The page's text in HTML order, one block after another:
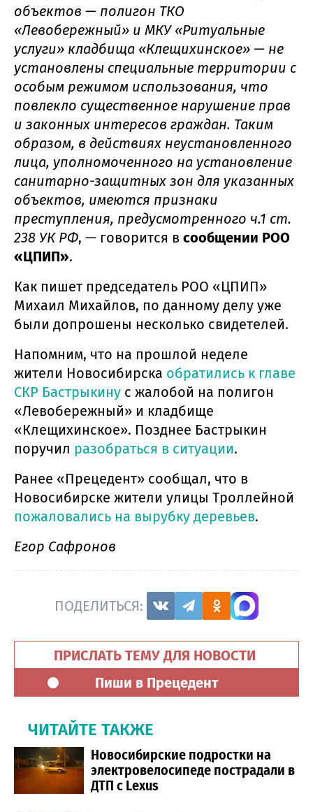
объектов — полигон ТКО
«Левобережный» и МКУ «Ритуальные
услуги» кладбища «Клещихинское» — не
установлены специальные территории с
особым режимом использования, что
повлекло существенное нарушение прав
и законных интересов граждан. Таким
образом, в действиях неустановленного
лица, уполномоченного на установление
санитарно-защитных зон для указанных
объектов, имеются признаки
преступления, предусмотренного ч.1 ст.
238 УК РФ, — говорится в сообщении РОО
«ЦПИП».
Как пишет председатель РОО «ЦПИП»
Михаил Михайлов, по данному делу уже
были допрошены несколько свидетелей.
Напомним, что на прошлой неделе
жители Новосибирска обратились к главе
СКР Бастрыкину с жалобой на полигон
«Левобережный» и кладбище
«Клещихинское». Позднее Бастрыкин
поручил разобраться в ситуации.
Ранее «Прецедент» сообщал, что в
Новосибирске жители улицы Троллейной
пожаловались на вырубку деревьев.
Егор Сафронов
ПОДЕЛИТЬСЯ:
ПРИСЛАТЬ ТЕМУ ДЛЯ НОВОСТИ
Пиши в Прецедент
ЧИТАЙТЕ ТАКЖЕ
Новосибирские подростки на
электровелосипеде пострадали в
ДТП с Lexus